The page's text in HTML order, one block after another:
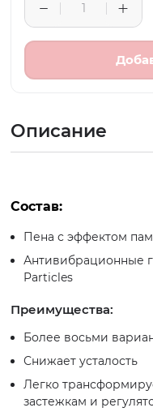
Описание
Состав:
Пена с эффектом
Антивибрационные
Particles
Преимущества:
Более восьми
Снижает усталость
Легко
застежкам и